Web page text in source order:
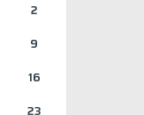
2
9
16
23